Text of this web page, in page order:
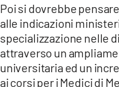
Poi si dovrebbe
alle indicazioni
specializzazione nelle
attraverso un
universitaria ed un
ai corsi per i Medici di